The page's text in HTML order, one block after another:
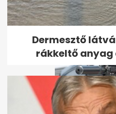
Dermesztő
rákkeltő anyag